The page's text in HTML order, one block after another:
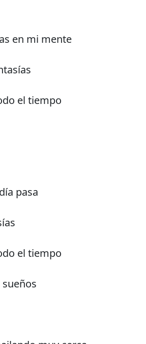
en mi mente
el tiempo
pasa
el tiempo
sueños